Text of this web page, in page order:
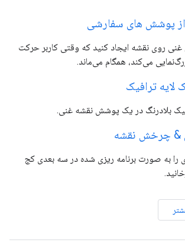
از پوشش های سفارشی
روی نقشه ایجاد کنید که وقتی کاربر حرکت
می‌کند، همگام می‌ماند.
لایه ترافیک
بلادرنگ در یک پوشش نقشه غنی.
& چرخش نقشه
را به صورت برنامه ریزی شده در سه بعدی کج